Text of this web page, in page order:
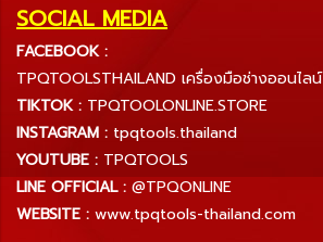
SOCIAL MEDIA
FACEBOOK :
TPQTOOLSTHAILAND เครื่องมือช่างออนไลน์
TIKTOK : TPQTOOLONLINE.STORE
INSTAGRAM : tpqtools.thailand
YOUTUBE : TPQTOOLS
LINE OFFICIAL : @TPQONLINE
WEBSITE : www.tpqtools-thailand.com